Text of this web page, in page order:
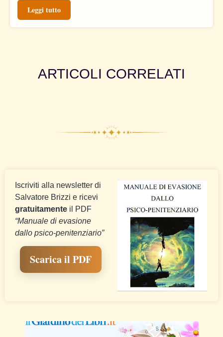
Leggi tutto
ARTICOLI CORRELATI
Iscriviti alla newsletter di
Salvatore Brizzi e ricevi
gratuitamente il PDF
“Manuale di evasione
dallo psico-penitenziario”
Scarica il PDF